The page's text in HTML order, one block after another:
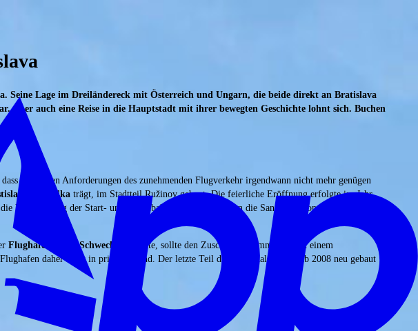
Lage im Dreiländereck mit Österreich und Ungarn, die beide direkt an Bratislava
Aber auch eine Reise in die Hauptstadt mit ihrer bewegten Geschichte lohnt sich. Buchen
dieser den Anforderungen des zunehmenden Flugverkehr irgendwann nicht mehr genügen
Štefánika trägt, im Stadtteil Ružinov gebaut. Die feierliche Eröffnung erfolgte im Jahr
Verlängerung der Start- und Landebahnen, in den 1990ern die Sanierung von Terminal A und
Flughafen Wien-Schwechat
gehörte, sollte den Zuschlag bekommen. Nach einem
daher nicht in privater Hand. Der letzte Teil des Terminals A, das ab 2008 neu gebaut